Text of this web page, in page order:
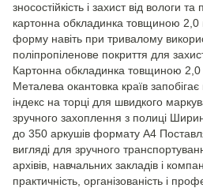
зносостійкість і захист від вологи
картонна обкладинка товщиною 2,0
форму навіть при тривалому
поліпропіленове покриття для
Картонна обкладинка товщиною
Металева окантовка країв
індекс на торці для швидкого
зручного захоплення з полиці
до 350 аркушів формату A4
вигляді для зручного
архівів, навчальних закладів і
практичність, організованість і